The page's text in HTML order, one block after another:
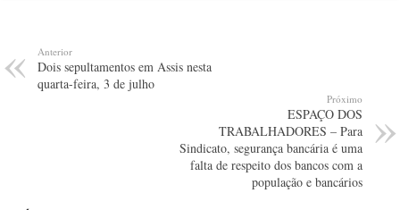
Anterior
Dois sepultamentos em Assis nesta
quarta-feira, 3 de julho
Próximo
ESPAÇO DOS
TRABALHADORES – Para
Sindicato, segurança bancária é uma
falta de respeito dos bancos com a
população e bancários